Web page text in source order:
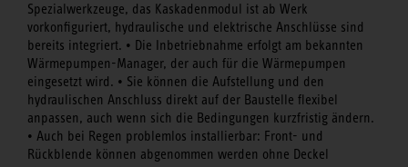
Spezialwerkzeuge, das Kaskadenmodul ist ab Werk
vorkonfiguriert, hydraulische und elektrische Anschlüsse sind
bereits integriert. • Die Inbetriebnahme erfolgt am bekannten
Wärmepumpen-Manager, der auch für die Wärmepumpen
eingesetzt wird. • Sie können die Aufstellung und den
hydraulischen Anschluss direkt auf der Baustelle flexibel
anpassen, auch wenn sich die Bedingungen kurzfristig ändern.
• Auch bei Regen problemlos installierbar: Front- und
Rückblende können abgenommen werden ohne Deckel